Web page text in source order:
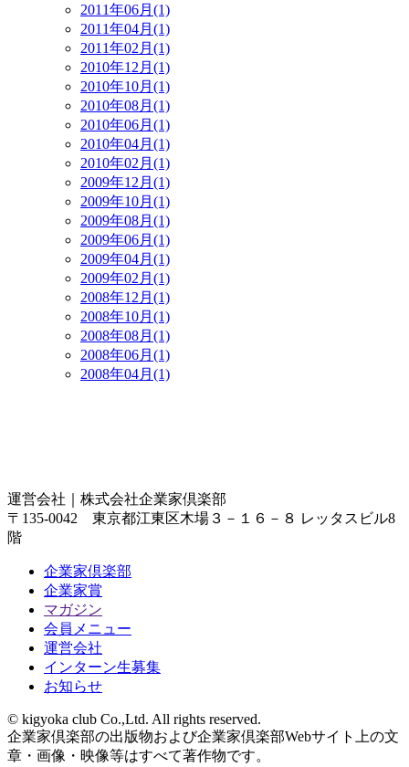
2011年06月(1)
2011年04月(1)
2011年02月(1)
2010年12月(1)
2010年10月(1)
2010年08月(1)
2010年06月(1)
2010年04月(1)
2010年02月(1)
2009年12月(1)
2009年10月(1)
2009年08月(1)
2009年06月(1)
2009年04月(1)
2009年02月(1)
2008年12月(1)
2008年10月(1)
2008年08月(1)
2008年06月(1)
2008年04月(1)
運営会社｜ 株式会社企業家倶楽部
〒135-0042 東京都江東区木場３－１６－８ レッタスビル8
階
企業家倶楽部
企業家賞
マガジン
会員メニュー
運営会社
インターン生募集
お知らせ
© kigyoka club Co.,Ltd. All rights reserved.
企業家倶楽部の出版物および企業家倶楽部Webサイト上の文
章・画像・映像等はすべて著作物です。